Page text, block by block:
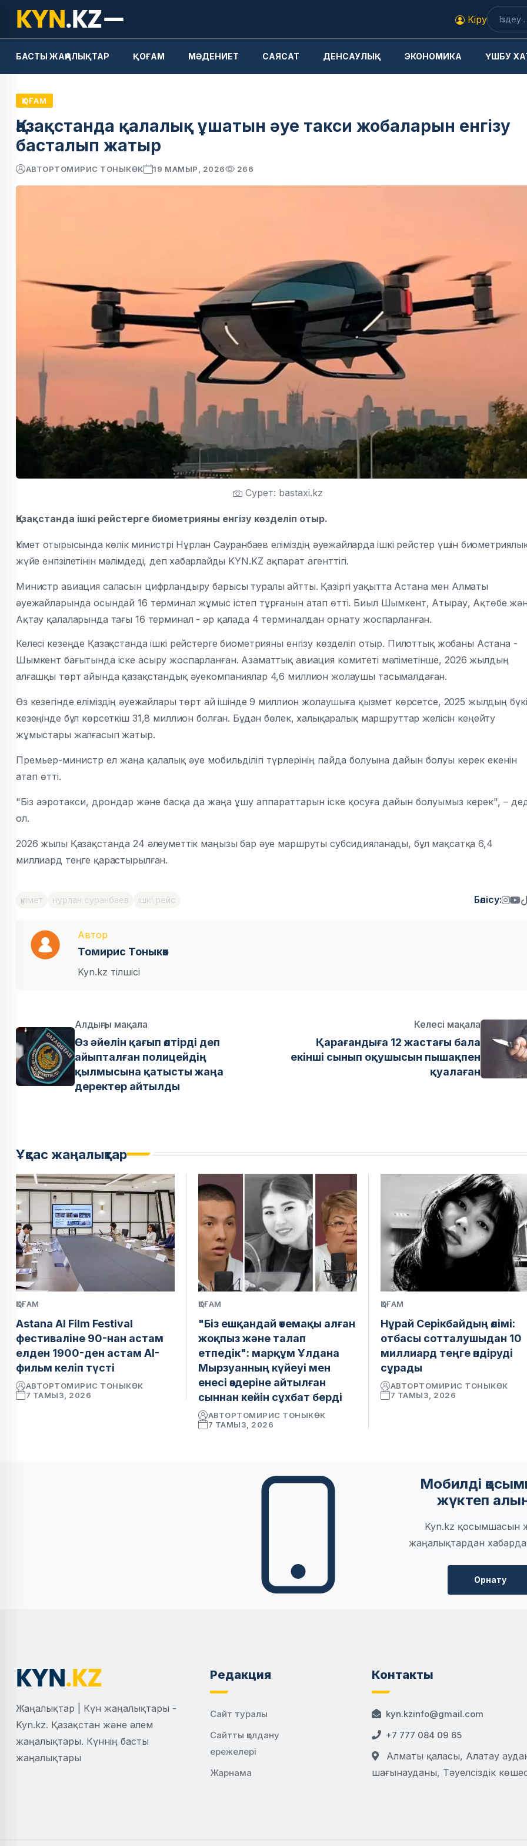
Кіру
БАСТЫ ЖАҢАЛЫҚТАР ҚОҒАМ МӘДЕНИЕТ САЯСАТ ДЕНСАУЛЫҚ ЭКОНОМИКА ҮШБУ
ҚОҒАМ
Қазақстанда қалалық ұшатын әуе такси жобаларын енгізу
басталып жатыр
АВТОРТОМИРИС ТОНЫКӨК 19 МАМЫР, 2026 266
Сурет: bastaxi.kz
Қазақстанда ішкі рейстерге биометрияны енгізу көзделіп отыр.
Үкімет отырысында көлік министрі Нұрлан Сауранбаев еліміздің әуежайларда ішкі рейстер үшін
жүйе енгізілетінін мәлімдеді, деп хабарлайды KYN.KZ ақпарат агенттігі.
Министр авиация саласын цифрландыру барысы туралы айтты. Қазіргі уақытта Астана мен Алматы
әуежайларында осындай 16 терминал жұмыс істеп тұрғанын атап өтті. Биыл Шымкент, Атырау, Ақтөбе
Ақтау қалаларында тағы 16 терминал - әр қалада 4 терминалдан орнату жоспарланған.
Келесі кезеңде Қазақстанда ішкі рейстерге биометрияны енгізу көзделіп отыр. Пилоттық жобаны Астана -
Шымкент бағытында іске асыру жоспарланған. Азаматтық авиация комитеті мәліметінше, 2026 жылдың
алғашқы төрт айында қазақстандық әуекомпаниялар 4,6 миллион жолаушы тасымалдаған.
Өз кезегінде еліміздің әуежайлары төрт ай ішінде 9 миллион жолаушыға қызмет көрсетсе, 2025 жылдың
кезеңінде бұл көрсеткіш 31,8 миллион болған. Бұдан бөлек, халықаралық маршруттар желісін кеңейту
жұмыстары жалғасып жатыр.
Премьер-министр ел жаңа қалалық әуе мобильділігі түрлерінің пайда болуына дайын болуы керек екенін
атап өтті.
"Біз аэротакси, дрондар және басқа да жаңа ұшу аппараттарын іске қосуға дайын болуымыз керек", –
ол.
2026 жылы Қазақстанда 24 әлеуметтік маңызы бар әуе маршруты субсидияланады, бұл мақсатқа 6,4
миллиард теңге қарастырылған.
үкімет нұрлан суранбаев ішкі рейс Бөлісу:
Автор
Томирис Тоныкөк
Kyn.kz тілшісі
Алдыңғы мақала
Өз әйелін қағып өлтірді деп
айыпталған полицейдің
қылмысына қатысты жаңа
деректер айтылды
Келесі мақала
Қарағандыға 12 жастағы бала
екінші сынып оқушысын пышақпен
қуалаған
Ұқсас жаңалықтар
ҚОҒАМ
Astana AI Film Festival
фестиваліне 90-нан астам
елден 1900-ден астам AI-
фильм келіп түсті
АВТОРТОМИРИС ТОНЫКӨК
7 ТАМЫЗ, 2026
ҚОҒАМ
"Біз ешқандай өтемақы алған
жоқпыз және талап
етпедік": марқұм Ұлдана
Мырзуанның күйеуі мен
енесі өздеріне айтылған
сыннан кейін сұхбат берді
АВТОРТОМИРИС ТОНЫКӨК
7 ТАМЫЗ, 2026
ҚОҒАМ
Нұрай Серікбайдың өлімі:
отбасы сотталушыдан 10
миллиард теңге өндіруді
сұрады
АВТОРТОМИРИС ТОНЫКӨК
7 ТАМЫЗ, 2026
Мобилді
жүктеп
Kyn.kz қосымшасын
жаңалықтардан
Орнату
Жаңалықтар | Күн жаңалықтары -
Kyn.kz. Қазақстан және әлем
жаңалықтары. Күннің басты
жаңалықтары
Редакция
Сайт туралы
Сайтты қолдану
ережелері
Жарнама
Контакты
kyn.kzinfo@gmail.com
+7 777 084 09 65
Алматы қаласы, Алатау
шағынауданы, Тәуелсіздік